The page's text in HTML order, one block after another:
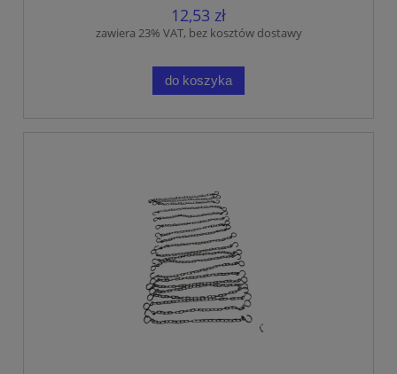
12,53 zł
zawiera 23% VAT, bez kosztów dostawy
do koszyka